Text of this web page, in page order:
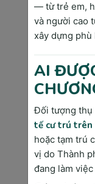
bầu và sự
3. Một số
thai 26 tuần
đảm bảo sức
Dưới đây là
cần mà mẹ
và
— từ trẻ em,
và người cao
xây dựng
AI
Đối tượng thụ
tế cư trú trên
hoặc tạm trú
vị do Thành
đang làm